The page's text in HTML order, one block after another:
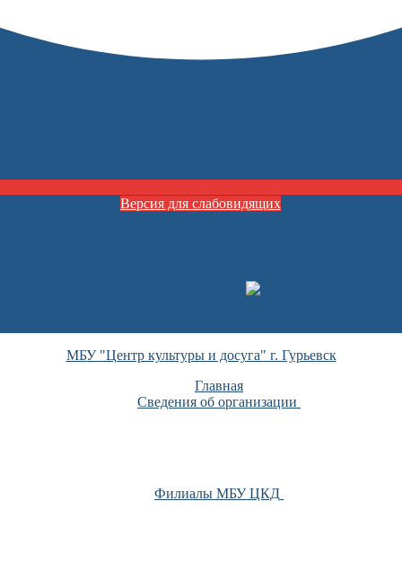
Версия для слабовидящих
МБУ "Центр культуры и досуга" г. Гурьевск
Главная
Сведения об организации
Филиалы МБУ ЦКД